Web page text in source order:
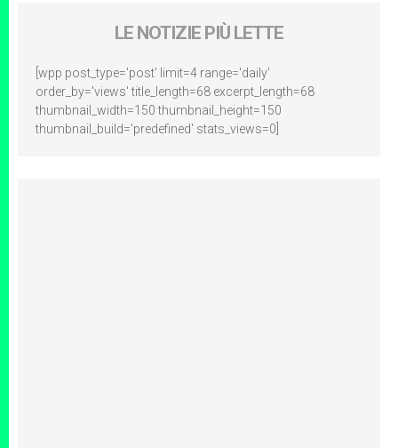
LE NOTIZIE PIÙ LETTE
[wpp post_type='post' limit=4 range='daily'
order_by='views' title_length=68 excerpt_length=68
thumbnail_width=150 thumbnail_height=150
thumbnail_build='predefined' stats_views=0]